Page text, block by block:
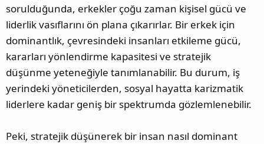
sorulduğunda, erkekler çoğu zaman kişisel gücü ve
liderlik vasıflarını ön plana çıkarırlar. Bir erkek için
dominantlık, çevresindeki insanları etkileme gücü,
kararları yönlendirme kapasitesi ve stratejik
düşünme yeteneğiyle tanımlanabilir. Bu durum, iş
yerindeki yöneticilerden, sosyal hayatta karizmatik
liderlere kadar geniş bir spektrumda gözlemlenebilir.
Peki, stratejik düşünerek bir insan nasıl dominant